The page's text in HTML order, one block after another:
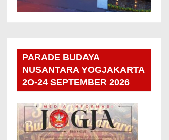
PARADE BUDAYA
NUSANTARA YOGJAKARTA
2O-24 SEPTEMBER 2026